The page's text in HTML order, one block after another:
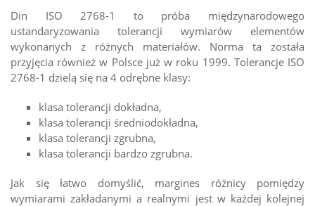
Din ISO 2768-1 to próba międzynarodowego
ustandaryzowania tolerancji wymiarów elementów
wykonanych z różnych materiałów. Norma ta została
przyjęcia również w Polsce już w roku 1999. Tolerancje ISO
2768-1 dzielą się na 4 odrębne klasy:
klasa tolerancji dokładna,
klasa tolerancji średniodokładna,
klasa tolerancji zgrubna,
klasa tolerancji bardzo zgrubna.
Jak się łatwo domyślić, margines różnicy pomiędzy
wymiarami zakładanymi a realnymi jest w każdej kolejnej